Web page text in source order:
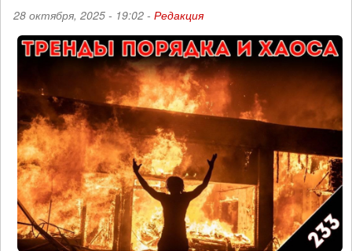
28 октября, 2025 - 19:02 - Редакция